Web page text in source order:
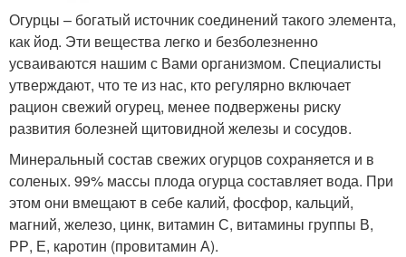
Огурцы – богатый источник соединений такого элемента,
как йод. Эти вещества легко и безболезненно
усваиваются нашим с Вами организмом. Специалисты
утверждают, что те из нас, кто регулярно включает
рацион свежий огурец, менее подвержены риску
развития болезней щитовидной железы и сосудов.
Минеральный состав свежих огурцов сохраняется и в
соленых. 99% массы плода огурца составляет вода. При
этом они вмещают в себе калий, фосфор, кальций,
магний, железо, цинк, витамин С, витамины группы В,
РР, Е, каротин (провитамин А).